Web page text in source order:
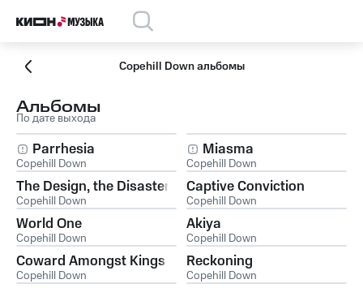
Copehill Down альбомы
Альбомы
По дате выхода
Parrhesia
Copehill Down
Miasma
Copehill Down
The Design, the Disaster
Copehill Down
Captive Conviction
Copehill Down
World One
Copehill Down
Akiya
Copehill Down
Coward Amongst Kings
Copehill Down
Reckoning
Copehill Down